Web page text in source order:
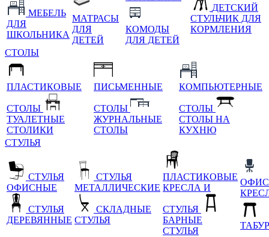
МЕБЕЛЬ
ДЛЯ
ШКОЛЬНИКА
МАТРАСЫ
ДЛЯ
ДЕТЕЙ
КОМОДЫ
ДЛЯ ДЕТЕЙ
ДЕТСКИЙ
СТУЛЬЧИК ДЛЯ
КОРМЛЕНИЯ
СТОЛЫ
ПЛАСТИКОВЫЕ
СТОЛЫ
ТУАЛЕТНЫЕ
СТОЛИКИ
ПИСЬМЕННЫЕ
СТОЛЫ
ЖУРНАЛЬНЫЕ
СТОЛЫ
КОМПЬЮТЕРНЫЕ
СТОЛЫ
СТОЛЫ НА
КУХНЮ
СТУЛЬЯ
СТУЛЬЯ
ОФИСНЫЕ
СТУЛЬЯ
ДЕРЕВЯННЫЕ
СТУЛЬЯ
МЕТАЛЛИЧЕСКИЕ
СКЛАДНЫЕ
СТУЛЬЯ
ПЛАСТИКОВЫЕ
КРЕСЛА И
СТУЛЬЯ
БАРНЫЕ
СТУЛЬЯ